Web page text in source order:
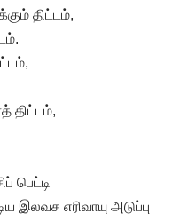
திட்டம்,
திட்டம்,
இலவச எரிவாயு அடுப்பு